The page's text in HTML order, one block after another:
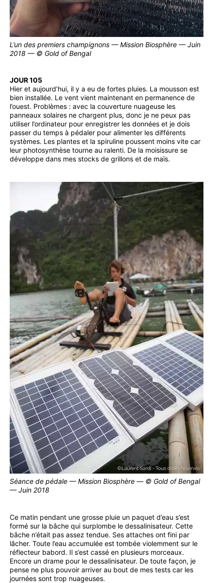
L’un des premiers champignons — Mission Biosphère — Juin
2018 — © Gold of Bengal
JOUR 105
Hier et aujourd’hui, il y a eu de fortes pluies. La mousson est
bien installée. Le vent vient maintenant en permanence de
l’ouest. Problèmes : avec la couverture nuageuse les
panneaux solaires ne chargent plus, donc je ne peux pas
utiliser l’ordinateur pour enregistrer les données et je dois
passer du temps à pédaler pour alimenter les différents
systèmes. Les plantes et la spiruline poussent moins vite car
leur photosynthèse tourne au ralenti. De la moisissure se
développe dans mes stocks de grillons et de maïs.
Séance de pédale — Mission Biosphère — © Gold of Bengal
— Juin 2018
Ce matin pendant une grosse pluie un paquet d’eau s’est
formé sur la bâche qui surplombe le dessalinisateur. Cette
bâche n’était pas assez tendue. Ses attaches ont fini par
lâcher. Toute l’eau accumulée est tombée violemment sur le
réflecteur babord. Il s’est cassé en plusieurs morceaux.
Encore un drame pour le dessalinisateur. De toute façon, je
pense ne plus pouvoir arriver au bout de mes tests car les
journées sont trop nuageuses.